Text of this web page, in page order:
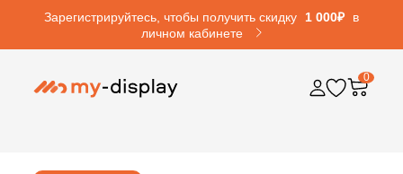
Зарегистрируйтесь, чтобы получить скидку 1 000₽
в
личном кабинете
0